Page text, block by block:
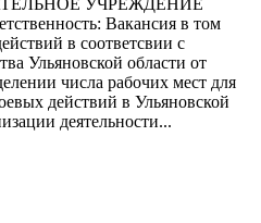
Вакансия в том
в соответсвии с
Ульяновской области от
числа рабочих мест для
действий в Ульяновской
деятельности...